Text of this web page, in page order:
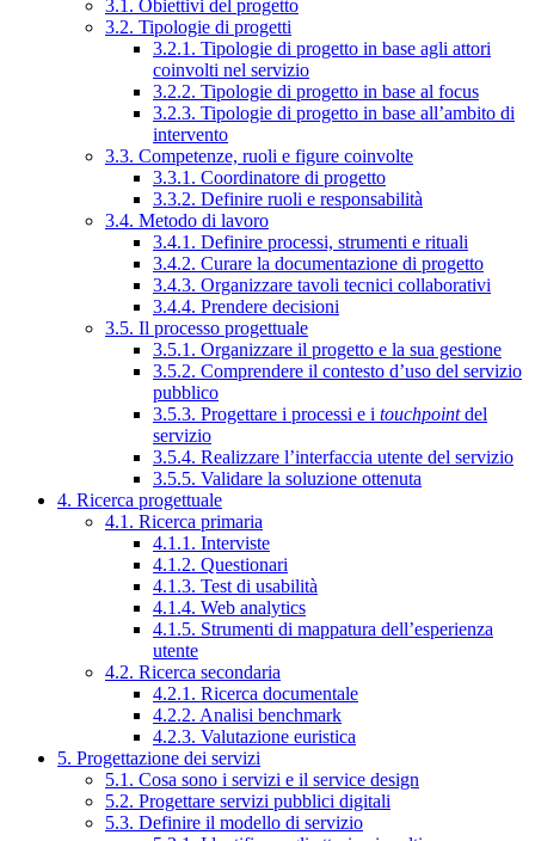
3.1. Obiettivi del progetto
3.2. Tipologie di progetti
3.2.1. Tipologie di progetto in base agli attori
coinvolti nel servizio
3.2.2. Tipologie di progetto in base al focus
3.2.3. Tipologie di progetto in base all’ambito di
intervento
3.3. Competenze, ruoli e figure coinvolte
3.3.1. Coordinatore di progetto
3.3.2. Definire ruoli e responsabilità
3.4. Metodo di lavoro
3.4.1. Definire processi, strumenti e rituali
3.4.2. Curare la documentazione di progetto
3.4.3. Organizzare tavoli tecnici collaborativi
3.4.4. Prendere decisioni
3.5. Il processo progettuale
3.5.1. Organizzare il progetto e la sua gestione
3.5.2. Comprendere il contesto d’uso del servizio
pubblico
3.5.3. Progettare i processi e i touchpointdel
servizio
3.5.4. Realizzare l’interfaccia utente del servizio
3.5.5. Validare la soluzione ottenuta
4. Ricerca progettuale
4.1. Ricerca primaria
4.1.1. Interviste
4.1.2. Questionari
4.1.3. Test di usabilità
4.1.4. Web analytics
4.1.5. Strumenti di mappatura dell’esperienza
utente
4.2. Ricerca secondaria
4.2.1. Ricerca documentale
4.2.2. Analisi benchmark
4.2.3. Valutazione euristica
5. Progettazione dei servizi
5.1. Cosa sono i servizi e il service design
5.2. Progettare servizi pubblici digitali
5.3. Definire il modello di servizio